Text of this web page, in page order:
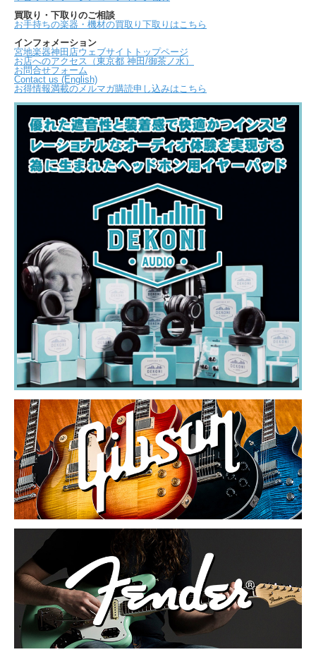
買取り・下取りのご相談
お手持ちの楽器・機材の買取り下取りはこちら
インフォメーション
宮地楽器神田店ウェブサイトトップページ
お店へのアクセス（東京都 神田/御茶ノ水）
お問合せフォーム
Contact us (English)
お得情報満載のメルマガ購読申し込みはこちら